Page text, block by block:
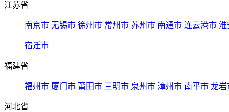
江苏省
南京市 无锡市 徐州市 常州市 苏州市 南通市 连云港市 淮
宿迁市
福建省
福州市 厦门市 莆田市 三明市 泉州市 漳州市 南平市 龙岩
河北省